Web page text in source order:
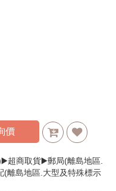
價
超商取貨▶️郵局(離島地區.
離島地區.大型及特殊標示